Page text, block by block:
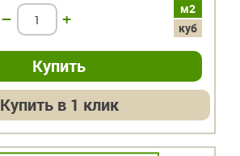
м2
куб
– +
Купить в 1 клик